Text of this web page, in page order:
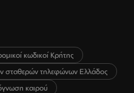
κωδικοί Κρήτης
σταθερών τηλεφώνων Ελλάδος
καιρού